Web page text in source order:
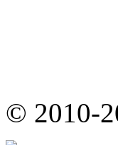
© 2010-